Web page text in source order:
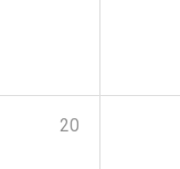
20